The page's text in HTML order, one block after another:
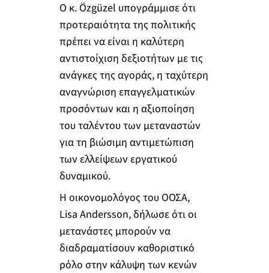
Ο κ. Özgüzel υπογράμμισε ότι
προτεραιότητα της πολιτικής
πρέπει να είναι η καλύτερη
αντιστοίχιση δεξιοτήτων με τις
ανάγκες της αγοράς, η ταχύτερη
αναγνώριση επαγγελματικών
προσόντων και η αξιοποίηση
του ταλέντου των μεταναστών
για τη βιώσιμη αντιμετώπιση
των ελλείψεων εργατικού
δυναμικού.
Η οικονομολόγος του ΟΟΣΑ,
Lisa Andersson, δήλωσε ότι οι
μετανάστες μπορούν να
διαδραματίσουν καθοριστικό
ρόλο στην κάλυψη των κενών